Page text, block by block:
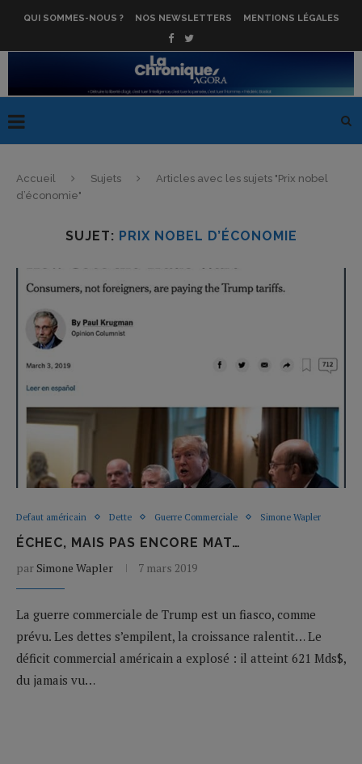
QUI SOMMES-NOUS ? NOS NEWSLETTERS MENTIONS LÉGALES
Accueil Sujets
Articles avec les sujets "Prix nobel
d’économie"
SUJET: PRIX NOBEL D’ÉCONOMIE
Defaut américain Dette Guerre Commerciale Simone Wapler
ÉCHEC, MAIS PAS ENCORE MAT…
par Simone Wapler 7 mars 2019
La guerre commerciale de Trump est un fiasco, comme
prévu. Les dettes s’empilent, la croissance ralentit… Le
déficit commercial américain a explosé : il atteint 621 Mds$,
du jamais vu…